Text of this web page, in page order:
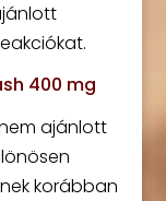
400 mg
ajánlott
korábban